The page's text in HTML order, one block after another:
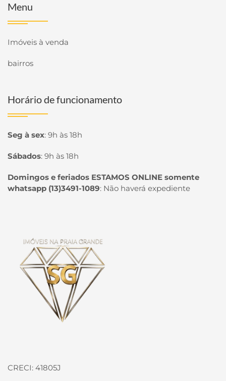
Menu
Imóveis à venda
bairros
Horário de funcionamento
Seg à sex: 9h às 18h
Sábados: 9h às 18h
Domingos e feriados ESTAMOS ONLINE somente
whatsapp (13)3491-1089: Não haverá expediente
CRECI: 41805J